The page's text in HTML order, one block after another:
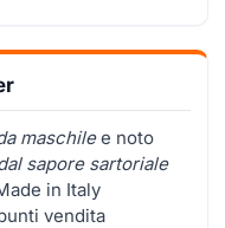
maschilee noto
sapore sartoriale
in Italy
vendita